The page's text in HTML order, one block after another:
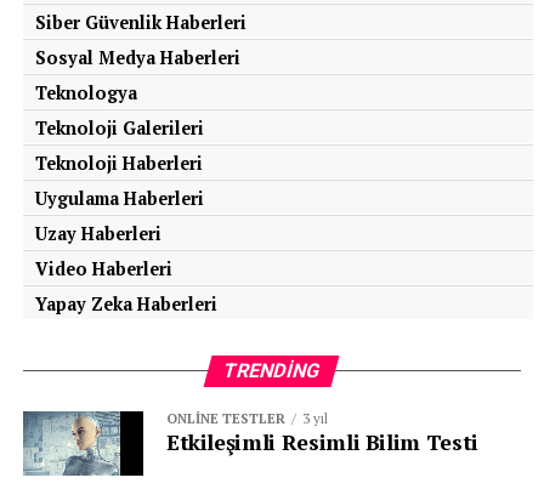
Siber Güvenlik Haberleri
Sosyal Medya Haberleri
Teknologya
Teknoloji Galerileri
Teknoloji Haberleri
Uygulama Haberleri
Uzay Haberleri
Video Haberleri
Yapay Zeka Haberleri
TRENDING
ONLINE TESTLER 3 yıl
Etkileşimli Resimli Bilim Testi